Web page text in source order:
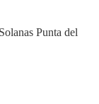
Punta del